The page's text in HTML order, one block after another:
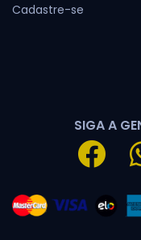
Cadastre-se
SIGA A